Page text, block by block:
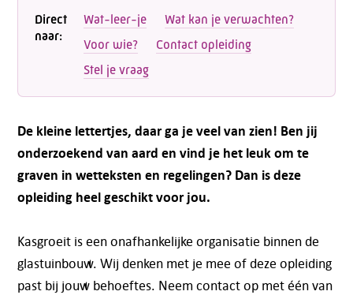
Direct
naar:
Wat-leer-je
Wat kan je verwachten?
Voor wie?
Contact opleiding
Stel je vraag
De kleine lettertjes, daar ga je veel van zien! Ben jij
onderzoekend van aard en vind je het leuk om te
graven in wetteksten en regelingen? Dan is deze
opleiding heel geschikt voor jou.
Kasgroeit is een onafhankelijke organisatie binnen de
glastuinbouw. Wij denken met je mee of deze opleiding
past bij jouw behoeftes. Neem contact op met één van